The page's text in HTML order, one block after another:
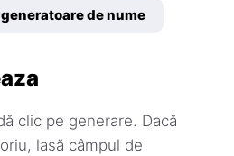
de nume
clic pe generare. Dacă
lasă câmpul de